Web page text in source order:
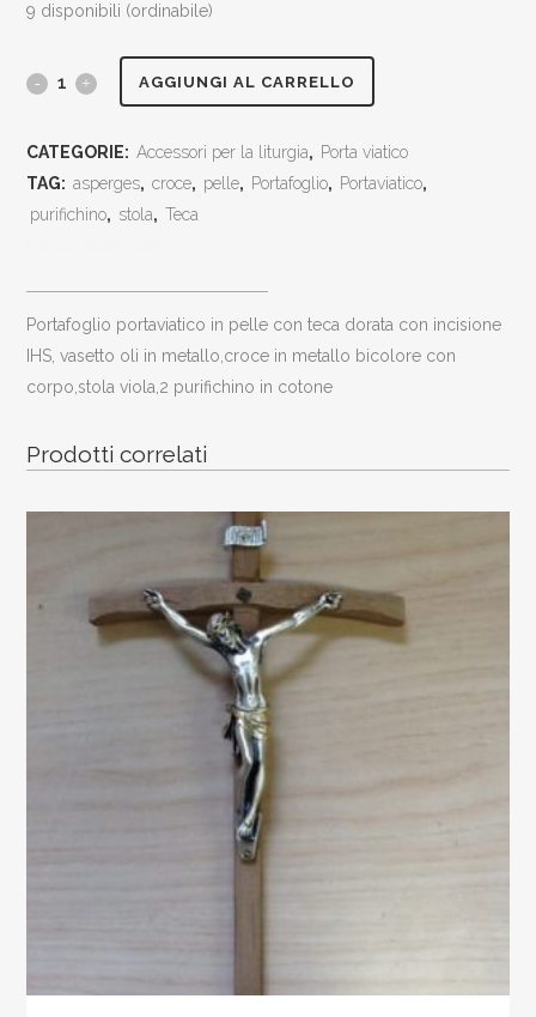
9 disponibili (ordinabile)
Porta
pelle
oli,asperges,croce,stola,purifichino
cm.10x16x2
AGGIUNGI AL CARRELLO
CATEGORIE: Accessori per la liturgia, Porta viatico
TAG: asperges, croce, pelle, Portafoglio, Portaviatico,
purifichino, stola, Teca
Portafoglio portaviatico in pelle con teca dorata con incisione
IHS, vasetto oli in metallo,croce in metallo bicolore con
corpo,stola viola,2 purifichino in cotone
Prodotti correlati